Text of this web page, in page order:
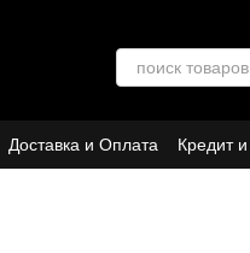
Доставка и Оплата Кредит
Договор публичной оферты